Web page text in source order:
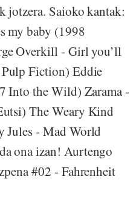
jotzera. Saioko kantak:
my baby (1998
Overkill - Girl you’ll
Fiction) Eddie
Into the Wild) Zarama -
The Weary Kind
Jules - Mad World
ona izan! Aurtengo
#02 - Fahrenheit